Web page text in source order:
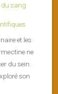
et les
ne
du sein.
son